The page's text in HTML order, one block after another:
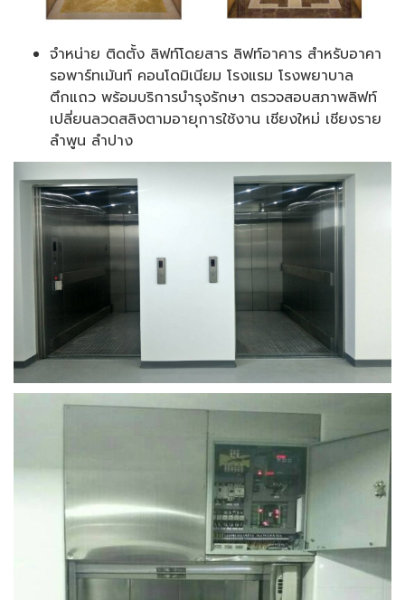
จำหน่าย ติดตั้ง ลิฟท์โดยสาร ลิฟท์อาคาร สำหรับอาคา
รอพาร์ทเม้นท์ คอนโดมิเนียม โรงแรม โรงพยาบาล
ตึกแถว พร้อมบริการบำรุงรักษา ตรวจสอบสภาพลิฟท์
เปลี่ยนลวดสลิงตามอายุการใช้งาน เชียงใหม่ เชียงราย
ลำพูน ลำปาง